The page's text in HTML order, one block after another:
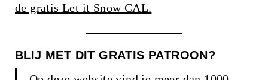
de gratis Let it Snow CAL.
BLIJ MET DIT GRATIS PATROON?